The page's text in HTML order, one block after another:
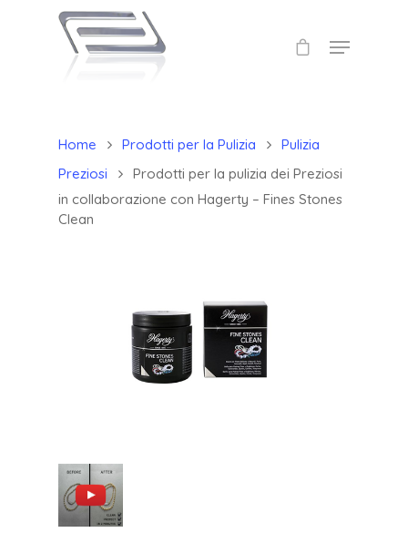
Home Prodotti per la Pulizia
Pulizia
Preziosi
Prodotti per la pulizia dei Preziosi
in collaborazione con Hagerty – Fines Stones
Clean